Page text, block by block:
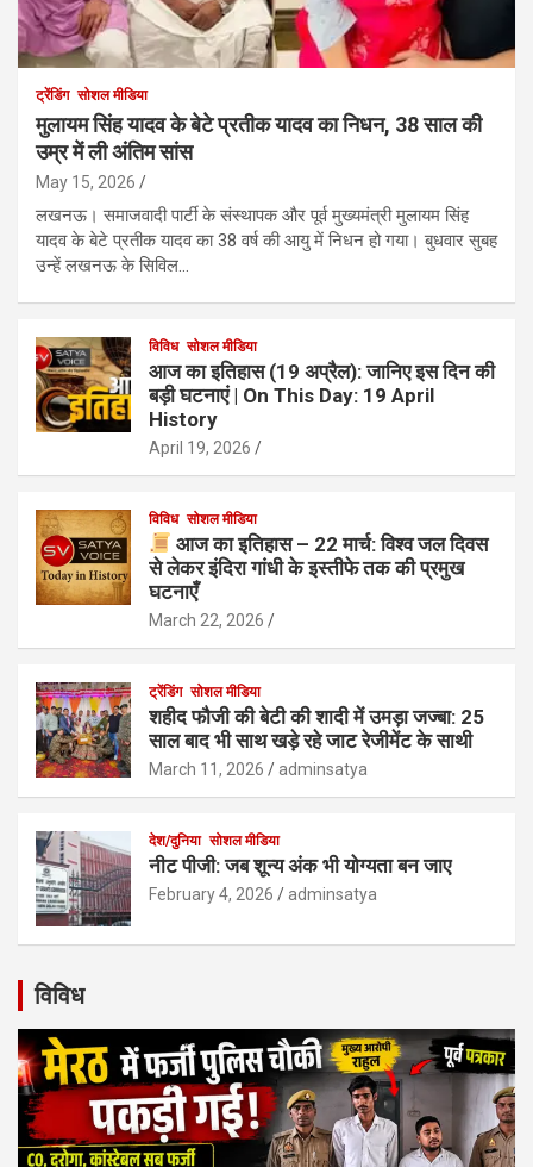
ट्रेंडिंग सोशल मीडिया
मुलायम सिंह यादव के बेटे प्रतीक यादव का निधन, 38 साल की
उम्र में ली अंतिम सांस
May 15, 2026
लखनऊ। समाजवादी पार्टी के संस्थापक और पूर्व मुख्यमंत्री मुलायम सिंह
यादव के बेटे प्रतीक यादव का 38 वर्ष की आयु में निधन हो गया। बुधवार सुबह
उन्हें लखनऊ के सिविल…
विविध सोशल मीडिया
आज का इतिहास (19 अप्रैल): जानिए इस दिन की
बड़ी घटनाएं | On This Day: 19 April
History
April 19, 2026
विविध सोशल मीडिया
आज का इतिहास – 22 मार्च: विश्व जल दिवस
से लेकर इंदिरा गांधी के इस्तीफे तक की प्रमुख
घटनाएँ
March 22, 2026
ट्रेंडिंग सोशल मीडिया
शहीद फौजी की बेटी की शादी में उमड़ा जज्बा: 25
साल बाद भी साथ खड़े रहे जाट रेजीमेंट के साथी
March 11, 2026 adminsatya
देश/दुनिया सोशल मीडिया
नीट पीजी: जब शून्य अंक भी योग्यता बन जाए
February 4, 2026 adminsatya
विविध